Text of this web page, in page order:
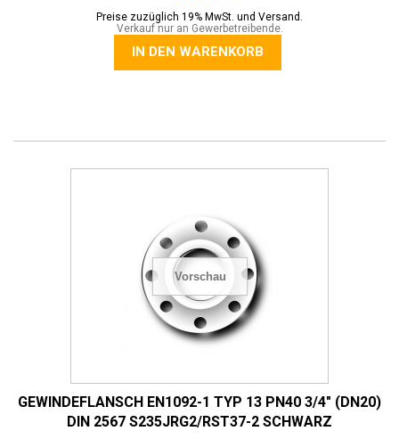
Preise zuzüglich 19% MwSt. und Versand.
Verkauf nur an Gewerbetreibende.
IN DEN WARENKORB
Vorschau
GEWINDEFLANSCH EN1092-1 TYP 13 PN40 3/4" (DN20)
DIN 2567 S235JRG2/RST37-2 SCHWARZ